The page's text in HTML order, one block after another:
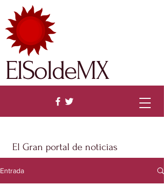
El Gran portal de noticias
ElSoldeMX
Entrada